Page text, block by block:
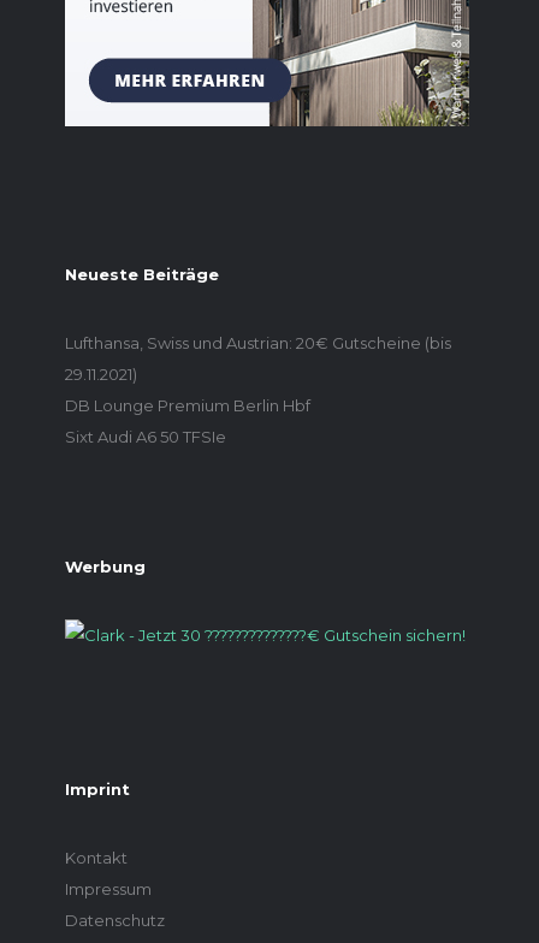
Neueste Beiträge
Lufthansa, Swiss und Austrian: 20€ Gutscheine (bis
29.11.2021)
DB Lounge Premium Berlin Hbf
Sixt Audi A6 50 TFSIe
Werbung
Imprint
Kontakt
Impressum
Datenschutz